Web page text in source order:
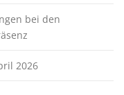
bei den
2026